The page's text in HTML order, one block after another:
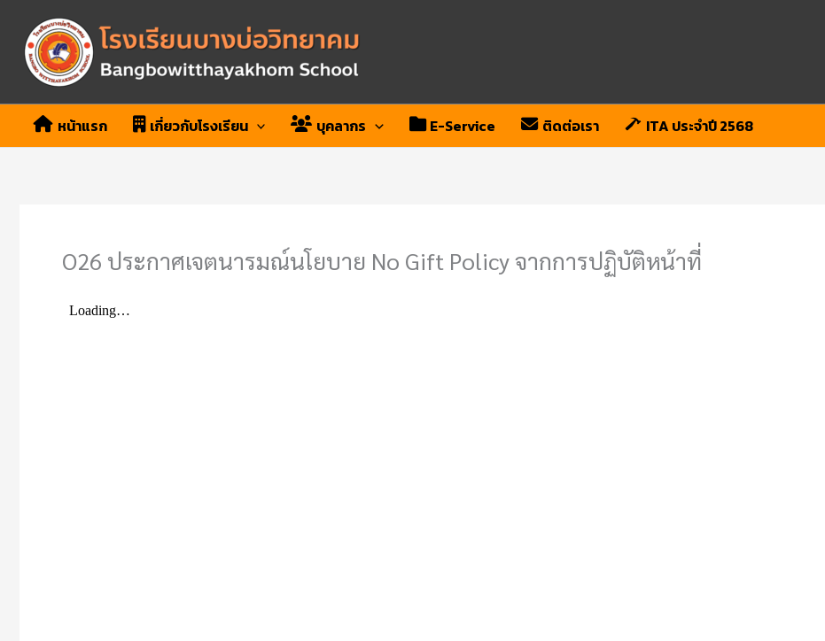
content
หน้าแรก เกี่ยวกับโรงเรียน บุคลากร E-Service ติดต่อเรา ITA ประจำปี 2568
O26 ประกาศเจตนารมณ์นโยบาย No Gift Policy จากการปฏิบัติหน้าที่